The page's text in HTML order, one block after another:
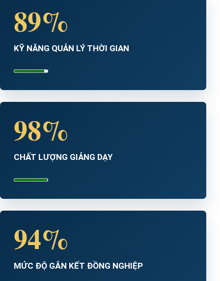
89%
KỸ NĂNG QUẢN LÝ THỜI GIAN
98%
CHẤT LƯỢNG GIẢNG DẠY
94%
MỨC ĐỘ GẮN KẾT ĐỒNG NGHIỆP